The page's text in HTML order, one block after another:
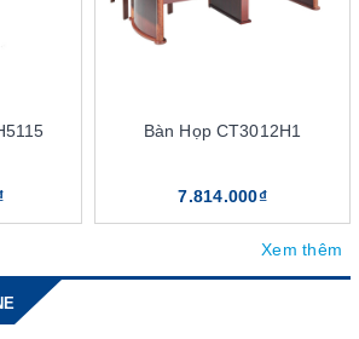
Bàn Họp CT3012H1
7.814.000₫
Xem thêm